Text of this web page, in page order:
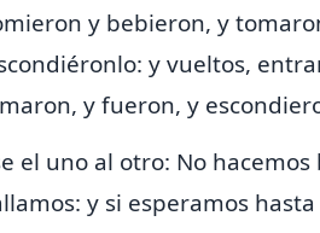
y bebieron, y
y vueltos,
y fueron, y
el uno al otro: No
y si esperamos